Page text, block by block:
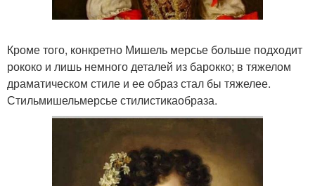
Кроме того, конкретно Мишель мерсье больше подходит
рококо и лишь немного деталей из барокко; в тяжелом
драматическом стиле и ее образ стал бы тяжелее.
Стильмишельмерсье стилистикаобраза.